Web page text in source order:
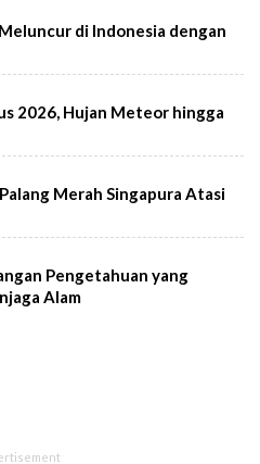
di Indonesia dengan
2026, Hujan Meteor hingga
Merah Singapura Atasi
Pengetahuan yang
Alam